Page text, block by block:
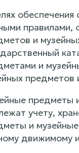
правилами,
и
и
предметов
предметы
учету,
и
движимому